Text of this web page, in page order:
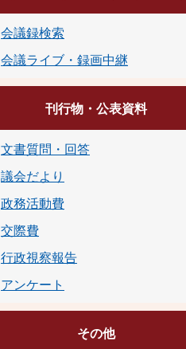
会議録検索
会議ライブ・録画中継
刊行物・公表資料
文書質問・回答
議会だより
政務活動費
交際費
行政視察報告
アンケート
その他